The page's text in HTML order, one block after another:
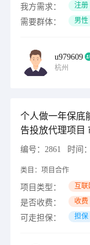
我方需求： 注册
需要群体： 男性
u979609
杭州
个人做一年保底
告投放代理项目
编号： 2861 时间：
类目： 项目合作
项目类型： 互联
是否收费： 收费
可走担保： 担保